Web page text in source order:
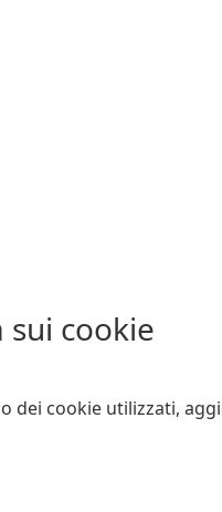
cookie
dei cookie utilizzati,